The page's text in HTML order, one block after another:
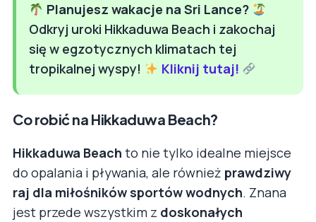
Planujesz wakacje na Sri Lance?
Odkryj uroki Hikkaduwa Beach i zakochaj
się w egzotycznych klimatach tej
tropikalnej wyspy!
Kliknij tutaj!
Co robić na Hikkaduwa Beach?
Hikkaduwa Beach to nie tylko idealne miejsce
do opalania i pływania, ale również prawdziwy
raj dla miłośników sportów wodnych. Znana
jest przede wszystkim z doskonałych